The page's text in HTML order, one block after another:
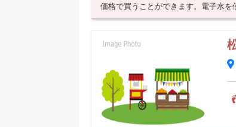
価格で買うことができます。電子水を